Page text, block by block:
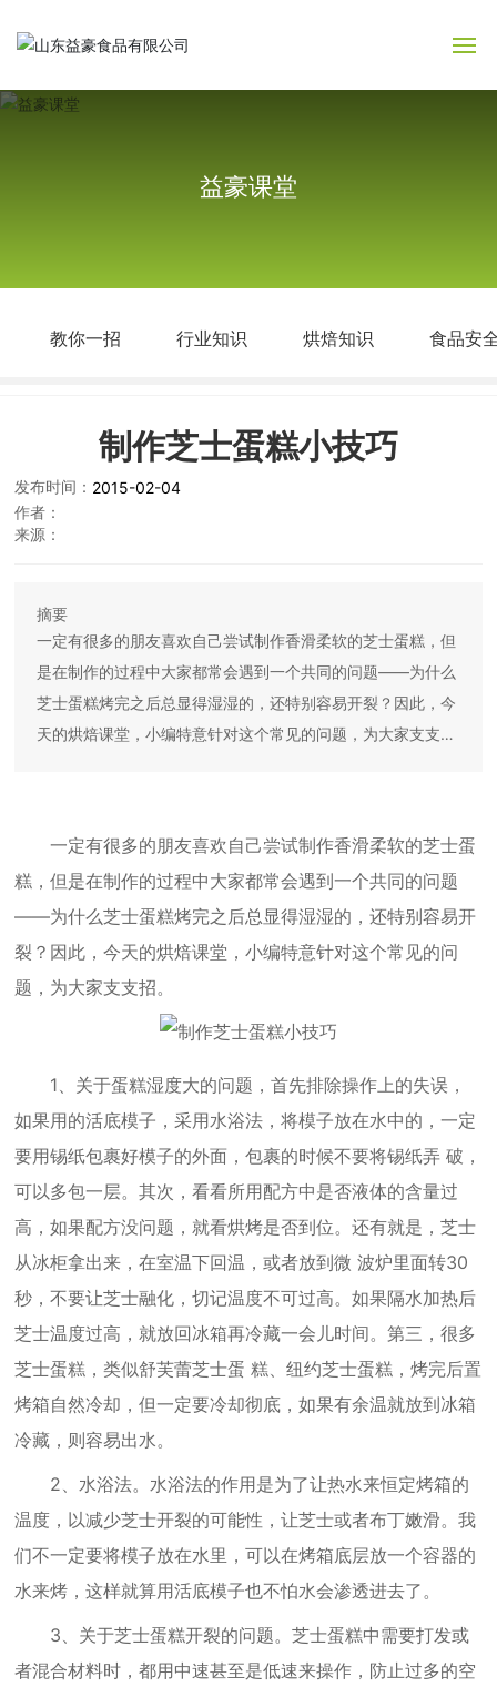
网站首页
新闻中心
益豪课堂
联系我们
益豪课堂
教你一招 行业知识 烘焙知识 食品安
制作芝士蛋糕小技巧
发布时间： 2015-02-04
作者：
来源：
摘要
一定有很多的朋友喜欢自己尝试制作香滑柔软的芝士蛋糕，但
是在制作的过程中大家都常会遇到一个共同的问题——为什么
芝士蛋糕烤完之后总显得湿湿的，还特别容易开裂？因此，今
天的烘焙课堂，小编特意针对这个常见的问题，为大家支支
一定有很多的朋友喜欢自己尝试制作香滑柔软的芝士蛋
糕，但是在制作的过程中大家都常会遇到一个共同的问题
——为什么芝士蛋糕烤完之后总显得湿湿的，还特别容易开
裂？因此，今天的烘焙课堂，小编特意针对这个常见的问
题，为大家支支招。
1、关于蛋糕湿度大的问题，首先排除操作上的失误，
如果用的活底模子，采用水浴法，将模子放在水中的，一定
要用锡纸包裹好模子的外面，包裹的时候不要将锡纸弄 破，
可以多包一层。其次，看看所用配方中是否液体的含量过
高，如果配方没问题，就看烘烤是否到位。还有就是，芝士
从冰柜拿出来，在室温下回温，或者放到微 波炉里面转30
秒，不要让芝士融化，切记温度不可过高。如果隔水加热后
芝士温度过高，就放回冰箱再冷藏一会儿时间。第三，很多
芝士蛋糕，类似舒芙蕾芝士蛋 糕、纽约芝士蛋糕，烤完后置
烤箱自然冷却，但一定要冷却彻底，如果有余温就放到冰箱
冷藏，则容易出水。
2、水浴法。水浴法的作用是为了让热水来恒定烤箱的
温度，以减少芝士开裂的可能性，让芝士或者布丁嫩滑。我
们不一定要将模子放在水里，可以在烤箱底层放一个容器的
水来烤，这样就算用活底模子也不怕水会渗透进去了。
3、关于芝士蛋糕开裂的问题。芝士蛋糕中需要打发或
者混合材料时，都用中速甚至是低速来操作，防止过多的空